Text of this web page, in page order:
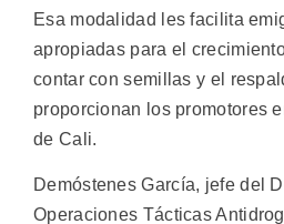
Esa modalidad les facilita
apropiadas para el
contar con semillas y el
proporcionan los promotores
de Cali.
Demóstenes García, jefe del
Operaciones Tácticas